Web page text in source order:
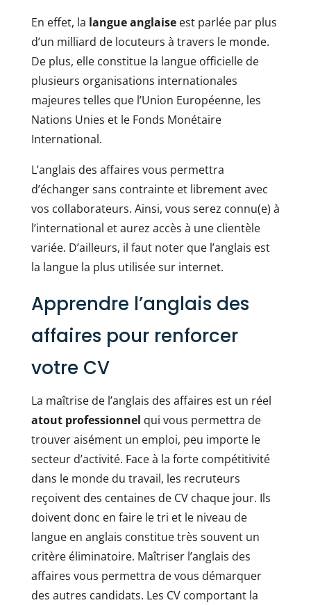
En effet, la langue anglaiseest parlée par plus
d’un milliard de locuteurs à travers le monde.
De plus, elle constitue la langue officielle de
plusieurs organisations internationales
majeures telles que l’Union Européenne, les
Nations Unies et le Fonds Monétaire
International.
L’anglais des affaires vous permettra
d’échanger sans contrainte et librement avec
vos collaborateurs. Ainsi, vous serez connu(e) à
l’international et aurez accès à une clientèle
variée. D’ailleurs, il faut noter que l’anglais est
la langue la plus utilisée sur internet.
Apprendre l’anglais des
affaires pour renforcer
votre CV
La maîtrise de l’anglais des affaires est un réel
atout professionnel qui vous permettra de
trouver aisément un emploi, peu importe le
secteur d’activité. Face à la forte compétitivité
dans le monde du travail, les recruteurs
reçoivent des centaines de CV chaque jour. Ils
doivent donc en faire le tri et le niveau de
langue en anglais constitue très souvent un
critère éliminatoire. Maîtriser l’anglais des
affaires vous permettra de vous démarquer
des autres candidats. Les CV comportant la